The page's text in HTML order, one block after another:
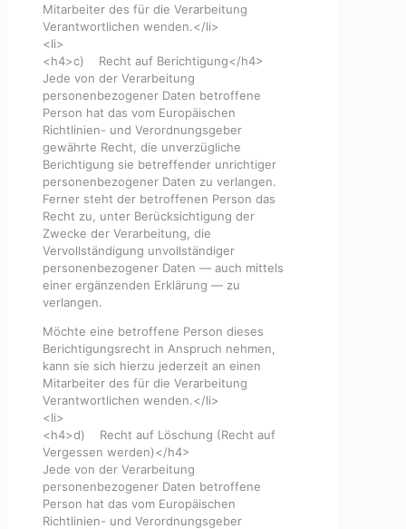
Mitarbeiter des für die Verarbeitung
Verantwortlichen wenden.</li>
<li>
<h4>c) Recht auf Berichtigung</h4>
Jede von der Verarbeitung
personenbezogener Daten betroffene
Person hat das vom Europäischen
Richtlinien- und Verordnungsgeber
gewährte Recht, die unverzügliche
Berichtigung sie betreffender unrichtiger
personenbezogener Daten zu verlangen.
Ferner steht der betroffenen Person das
Recht zu, unter Berücksichtigung der
Zwecke der Verarbeitung, die
Vervollständigung unvollständiger
personenbezogener Daten — auch mittels
einer ergänzenden Erklärung — zu
verlangen.
Möchte eine betroffene Person dieses
Berichtigungsrecht in Anspruch nehmen,
kann sie sich hierzu jederzeit an einen
Mitarbeiter des für die Verarbeitung
Verantwortlichen wenden.</li>
<li>
<h4>d) Recht auf Löschung (Recht auf
Vergessen werden)</h4>
Jede von der Verarbeitung
personenbezogener Daten betroffene
Person hat das vom Europäischen
Richtlinien- und Verordnungsgeber